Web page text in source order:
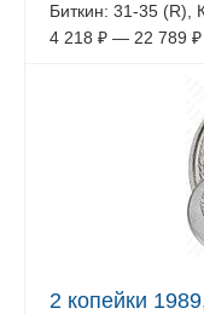
Биткин: 31-35 (R),
4 218 ₽ — 22 789 ₽
2 копейки